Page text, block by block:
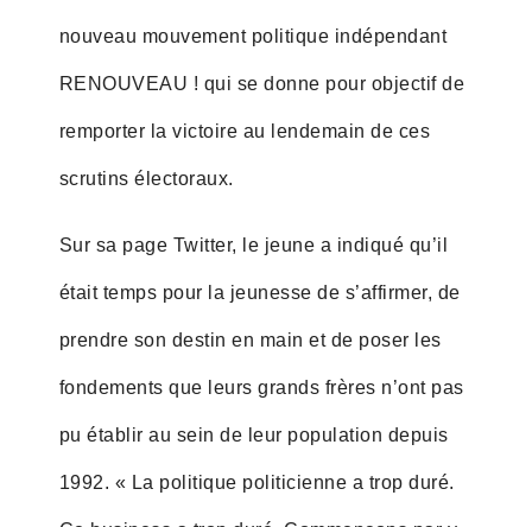
nouveau mouvement politique indépendant
RENOUVEAU ! qui se donne pour objectif de
remporter la victoire au lendemain de ces
scrutins électoraux.
Sur sa page Twitter, le jeune a indiqué qu’il
était temps pour la jeunesse de s’affirmer, de
prendre son destin en main et de poser les
fondements que leurs grands frères n’ont pas
pu établir au sein de leur population depuis
1992. « La politique politicienne a trop duré.